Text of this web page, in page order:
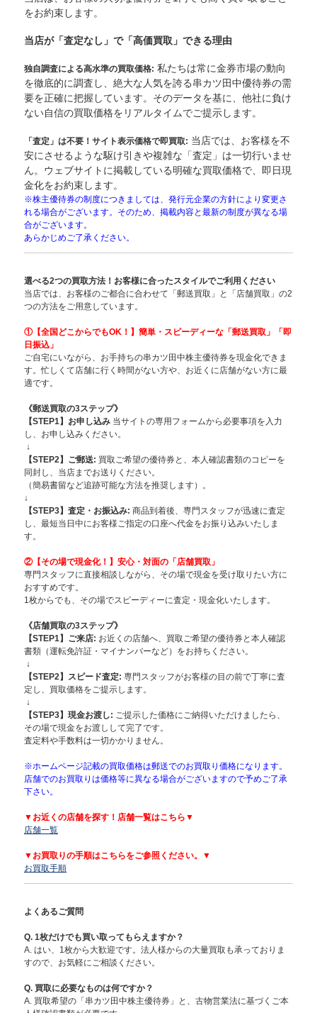
をお約束します。
当店が「査定なし」で「高価買取」できる理由
独自調査による高水準の買取価格: 私たちは常に金券市場の動向
を徹底的に調査し、絶大な人気を誇る串カツ田中優待券の需
要を正確に把握しています。そのデータを基に、他社に負け
ない自信の買取価格をリアルタイムでご提示します。
「査定」は不要！サイト表示価格で即買取: 当店では、お客様を不
安にさせるような駆け引きや複雑な「査定」は一切行いませ
ん。ウェブサイトに掲載している明確な買取価格で、即日現
金化をお約束します。
※株主優待券の制度につきましては、発行元企業の方針により変更さ
れる場合がございます。そのため、掲載内容と最新の制度が異なる場
合がございます。
あらかじめご了承ください。
選べる2つの買取方法！お客様に合ったスタイルでご利用ください
当店では、お客様のご都合に合わせて「郵送買取」と「店舗買取」の2
つの方法をご用意しています。
①【全国どこからでもOK！】簡単・スピーディーな「郵送買取」「即
日振込」
ご自宅にいながら、お手持ちの串カツ田中株主優待券を現金化できま
す。忙しくて店舗に行く時間がない方や、お近くに店舗がない方に最
適です。
《郵送買取の3ステップ》
【STEP1】お申し込み当サイトの専用フォームから必要事項を入力
し、お申し込みください。
↓
【STEP2】ご郵送: 買取ご希望の優待券と、本人確認書類のコピーを
同封し、当店までお送りください。
（簡易書留など追跡可能な方法を推奨します）。
↓
【STEP3】査定・お振込み: 商品到着後、専門スタッフが迅速に査定
し、最短当日中にお客様ご指定の口座へ代金をお振り込みいたしま
す。
②【その場で現金化！】安心・対面の「店舗買取」
専門スタッフに直接相談しながら、その場で現金を受け取りたい方に
おすすめです。
1枚からでも、その場でスピーディーに査定・現金化いたします。
《店舗買取の3ステップ》
【STEP1】 ご来店: お近くの店舗へ、買取ご希望の優待券と本人確認
書類（運転免許証・マイナンバーなど）をお持ちください。
↓
【STEP2】スピード査定: 専門スタッフがお客様の目の前で丁寧に査
定し、買取価格をご提示します。
↓
【STEP3】現金お渡し: ご提示した価格にご納得いただけましたら、
その場で現金をお渡しして完了です。
査定料や手数料は一切かかりません。
※ホームページ記載の買取価格は郵送でのお買取り価格になります。
店舗でのお買取りは価格等に異なる場合がございますので予めご了承
下さい。
▼お近くの店舗を探す！店舗一覧はこちら▼
店舗一覧
▼お買取りの手順はこちらをご参照ください。▼
お買取手順
よくあるご質問
Q. 1枚だけでも買い取ってもらえますか？
A. はい、1枚から大歓迎です。法人様からの大量買取も承っておりま
すので、お気軽にご相談ください。
Q. 買取に必要なものは何ですか？
A. 買取希望の「串カツ田中株主優待券」と、古物営業法に基づくご本